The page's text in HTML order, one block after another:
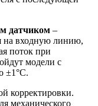
датчиком –
на входную линию,
поток при
модели с
±1°C.
корректировки.
механического